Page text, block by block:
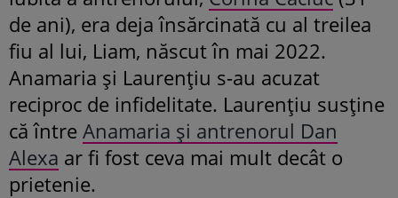
de ani), era deja însărcinată cu al treilea
fiu al lui, Liam, născut în mai 2022.
Anamaria și Laurențiu s-au acuzat
reciproc de infidelitate. Laurențiu susține
că între Anamaria și antrenorul Dan
Alexa ar fi fost ceva mai mult decât o
prietenie.